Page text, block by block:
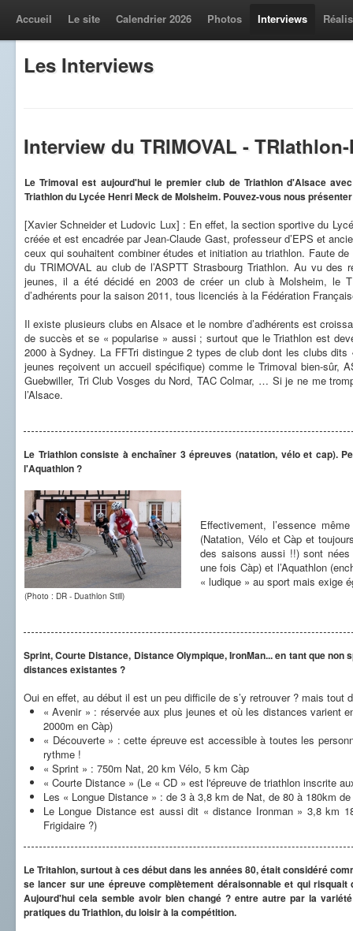
Accueil Le site Calendrier 2026 Photos Interviews
Les Interviews
Interview du TRIMOVAL -
Le Trimoval est aujourd'hui le premier club de Triathlon d'Alsace
Triathlon du Lycée Henri Meck de Molsheim. Pouvez-vous nous
[Xavier Schneider et Ludovic Lux] : En effet, la section sportive du
créée et est encadrée par Jean-Claude Gast, professeur d’EPS et
ceux qui souhaitent combiner études et initiation au triathlon. Faute
du TRIMOVAL au club de l’ASPTT Strasbourg Triathlon. Au vu des
jeunes, il a été décidé en 2003 de créer un club à Molsheim, le
d’adhérents pour la saison 2011, tous licenciés à la Fédération
Il existe plusieurs clubs en Alsace et le nombre d’adhérents est
de succès et se « popularise » aussi ; surtout que le Triathlon est
2000 à Sydney. La FFTri distingue 2 types de club dont les clubs
jeunes reçoivent un accueil spécifique) comme le Trimoval bien-sûr,
Guebwiller, Tri Club Vosges du Nord, TAC Colmar, … Si je ne me
l’Alsace.
Le Triathlon consiste à enchaîner 3 épreuves (natation, vélo et cap).
l'Aquathlon ?
(Photo : DR - Duathlon Still)
Effectivement, l’essence
(Natation, Vélo et Càp et
des saisons aussi !!) sont nées
une fois Càp) et l’Aquathlon
« ludique » au sport mais exige
Sprint, Courte Distance, Distance Olympique, IronMan... en tant que
distances existantes ?
Oui en effet, au début il est un peu difficile de s’y retrouver ? mais
« Avenir » : réservée aux plus jeunes et où les distances varient
2000m en Càp)
« Découverte » : cette épreuve est accessible à toutes les
rythme !
« Sprint » : 750m Nat, 20 km Vélo, 5 km Càp
« Courte Distance » (Le « CD » est l'épreuve de triathlon inscrite
Les « Longue Distance » : de 3 à 3,8 km de Nat, de 80 à 180km
Le Longue Distance est aussi dit « distance Ironman » 3,8 km
Frigidaire ?)
Le Tritahlon, surtout à ces début dans les années 80, était considéré
se lancer sur une épreuve complètement déraisonnable et qui
Aujourd'hui cela semble avoir bien changé ? entre autre par la
pratiques du Triathlon, du loisir à la compétition.